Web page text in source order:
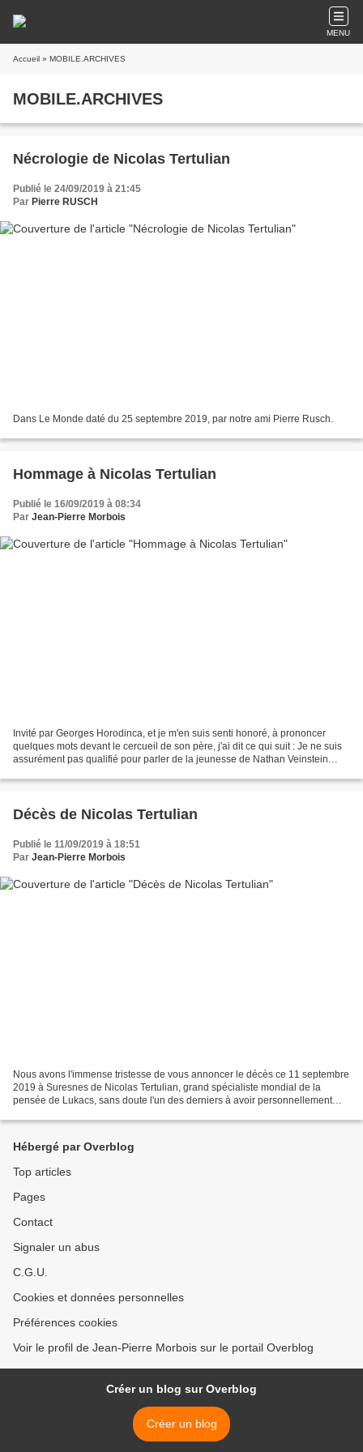
MENU
Accueil » MOBILE.ARCHIVES
MOBILE.ARCHIVES
Nécrologie de Nicolas Tertulian
Publié le 24/09/2019 à 21:45
Par Pierre RUSCH
Dans Le Monde daté du 25 septembre 2019, par notre ami Pierre Rusch.
Hommage à Nicolas Tertulian
Publié le 16/09/2019 à 08:34
Par Jean-Pierre Morbois
Invité par Georges Horodinca, et je m'en suis senti honoré, à prononcer
quelques mots devant le cercueil de son père, j'ai dit ce qui suit : Je ne suis
assurément pas qualifié pour parler de la jeunesse de Nathan Veinstein
Décès de Nicolas Tertulian
Publié le 11/09/2019 à 18:51
Par Jean-Pierre Morbois
Nous avons l'immense tristesse de vous annoncer le décès ce 11 septembre
2019 à Suresnes de Nicolas Tertulian, grand spécialiste mondial de la
pensée de Lukacs, sans doute l'un des derniers à avoir personnellement
Hébergé par Overblog
Top articles
Pages
Contact
Signaler un abus
C.G.U.
Cookies et données personnelles
Préférences cookies
Voir le profil de Jean-Pierre Morbois sur le portail Overblog
Créer un blog sur Overblog
Créer un blog